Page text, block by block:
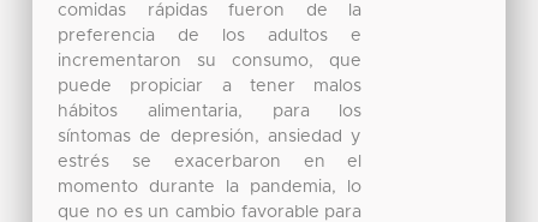
comidas rápidas fueron de la
preferencia de los adultos e
incrementaron su consumo, que
puede propiciar a tener malos
hábitos alimentaria, para los
síntomas de depresión, ansiedad y
estrés se exacerbaron en el
momento durante la pandemia, lo
que no es un cambio favorable para